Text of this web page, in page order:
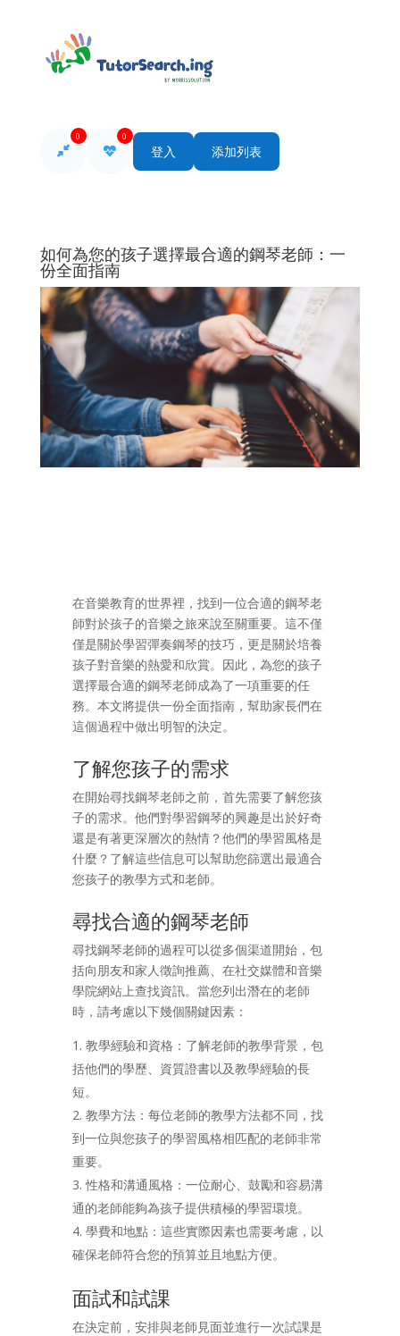
0 0
登入 添加列表
如何為您的孩子選擇最合適的鋼琴老師：一
份全面指南
在音樂教育的世界裡，找到一位合適的鋼琴老
師對於孩子的音樂之旅來說至關重要。這不僅
僅是關於學習彈奏鋼琴的技巧，更是關於培養
孩子對音樂的熱愛和欣賞。因此，為您的孩子
選擇最合適的鋼琴老師成為了一項重要的任
務。本文將提供一份全面指南，幫助家長們在
這個過程中做出明智的決定。
了解您孩子的需求
在開始尋找鋼琴老師之前，首先需要了解您孩
子的需求。他們對學習鋼琴的興趣是出於好奇
還是有著更深層次的熱情？他們的學習風格是
什麼？了解這些信息可以幫助您篩選出最適合
您孩子的教學方式和老師。
尋找合適的鋼琴老師
尋找鋼琴老師的過程可以從多個渠道開始，包
括向朋友和家人徵詢推薦、在社交媒體和音樂
學院網站上查找資訊。當您列出潛在的老師
時，請考慮以下幾個關鍵因素：
教學經驗和資格：了解老師的教學背景，包
括他們的學歷、資質證書以及教學經驗的長
短。
教學方法：每位老師的教學方法都不同，找
到一位與您孩子的學習風格相匹配的老師非常
重要。
性格和溝通風格：一位耐心、鼓勵和容易溝
通的老師能夠為孩子提供積極的學習環境。
學費和地點：這些實際因素也需要考慮，以
確保老師符合您的預算並且地點方便。
面試和試課
在決定前，安排與老師見面並進行一次試課是